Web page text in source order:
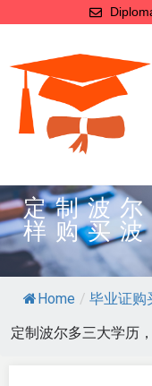
定制波
样购买
Home / 毕业证购
定制波尔多三大学历